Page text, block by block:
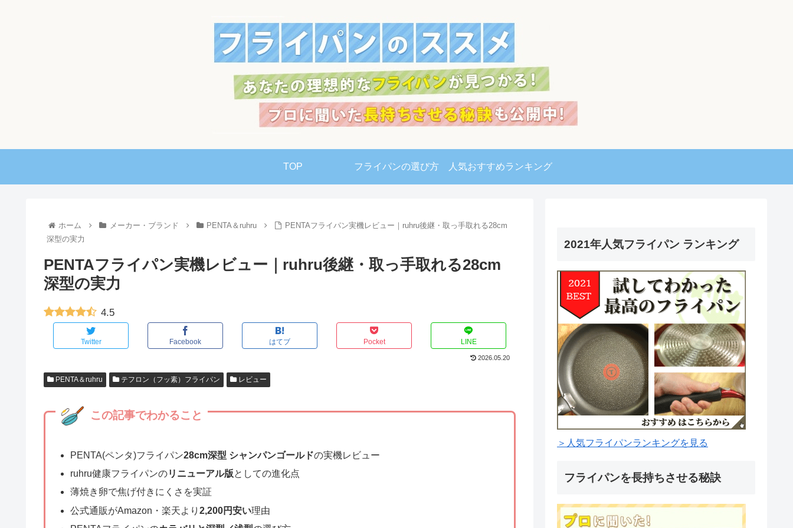
TOP フライパンの選び方 人気おすすめランキング
ホーム メーカー・ブランド PENTA＆ruhru
PENTAフライパン実機レビュー｜ruhru後継・取っ手取れる28cm
深型の実力
PENTAフライパン実機レビュー｜ruhru後継・取っ手取れる28cm
深型の実力
4.5
Twitter Facebook はてブ Pocket LINE
2026.05.20
PENTA＆ruhru テフロン（フッ素）フライパン レビュー
この記事でわかること
PENTA(ペンタ)フライパン28cm深型 シャンパンゴールドの実機レビュー
ruhru健康フライパンのリニューアル版としての進化点
薄焼き卵で焦げ付きにくさを実証
公式通販がAmazon・楽天より 2,200円安い理由
2021年人気フライパン ランキング
＞人気フライパンランキングを見る
フライパンを長持ちさせる秘訣